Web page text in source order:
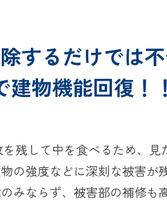
するだけでは
建物機能回復！
残して中を食べるため、
の強度などに深刻な被害が
みならず、被害部の補修も